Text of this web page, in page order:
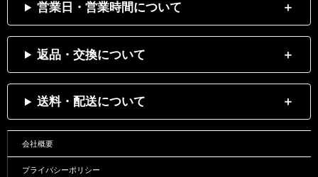
営業日・営業時間について
返品・交換について
送料・配送について
会社概要
プライバシーポリシー